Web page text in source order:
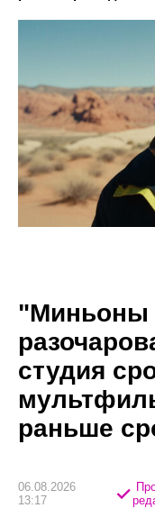
"Миньоны
студия
раньше
06.08.2026
13:17